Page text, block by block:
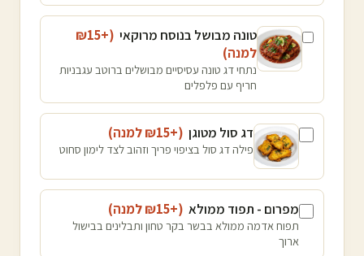
טונה מבושל בנוסח מרוקאי (+₪
15
למנה)
נתחי דג טונה עסיסיים מבושלים ברוטב עגבניות
חריף עם פלפלים
דג סול מטוגן (+₪
15 למנה)
פילה דג סול בציפוי פריך וזהוב לצד לימון סחוט
מפרום - תפוד ממולא (+₪
15 למנה)
תפוח אדמה ממולא בבשר בקר טחון ותבלינים בבישול
ארוך